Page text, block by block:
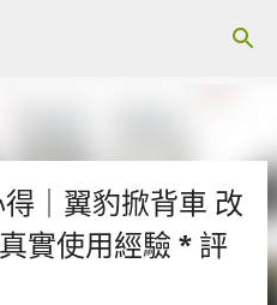
｜翼豹掀背車 改
實使用經驗 * 評